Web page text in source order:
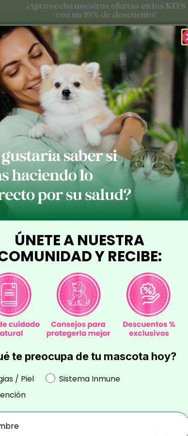
¡Aprovecha nuestras ofertas en los KITS
con un 10% de descuento!
Blog Contacto
temidas por los tutores. Todo comienza como
en una amenaza mortal. Para muchos
Compra producto
Kits
Empresa
ÚNETE A NUESTRA
Y RECIBE:
te preocupa de tu mascota hoy?
/ Piel
Sistema Inmune